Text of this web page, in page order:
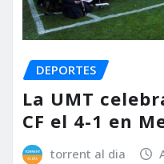
DEPORTES
La UMT
CF el 4-1 en
torrent al dia